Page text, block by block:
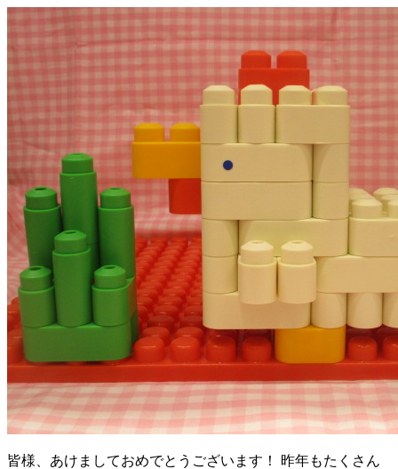
皆様、あけましておめでとうございます！ 昨年もたくさん